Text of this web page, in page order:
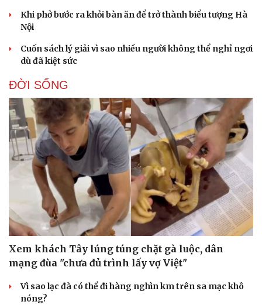
Khi phở bước ra khỏi bàn ăn để trở thành biểu tượng Hà
Nội
Cuốn sách lý giải vì sao nhiều người không thể nghỉ ngơi
dù đã kiệt sức
ĐỜI SỐNG
Xem khách Tây lúng túng chặt gà luộc, dân
mạng đùa "chưa đủ trình lấy vợ Việt"
Vì sao lạc đà có thể đi hàng nghìn km trên sa mạc khô
nóng?